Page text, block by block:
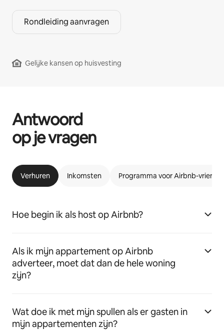
Rondleiding aanvragen
Gelijke kansen op huisvesting
Antwoord
op je vragen
Verhuren Inkomsten Programma voor Airbnb-
Hoe begin ik als host op Airbnb?
Als ik mijn appartement op Airbnb
adverteer, moet dat dan de hele woning
zijn?
Wat doe ik met mijn spullen als er gasten in
mijn appartementen zijn?